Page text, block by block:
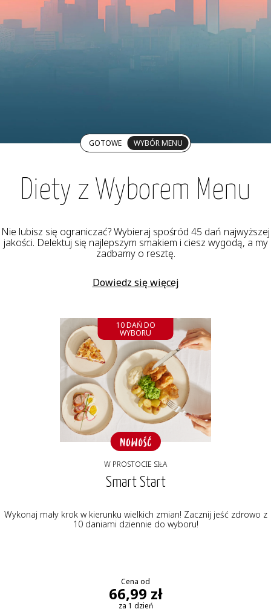
GOTOWE WYBÓR MENU
Diety z Wyborem Menu
Nie lubisz się ograniczać? Wybieraj spośród 45 dań najwyższej
jakości. Delektuj się najlepszym smakiem i ciesz wygodą, a my
zadbamy o resztę.
Dowiedz się więcej
10 DAŃ DO
WYBORU
W PROSTOCIE SIŁA
Smart Start
Wykonaj mały krok w kierunku wielkich zmian! Zacznij jeść zdrowo z
10 daniami dziennie do wyboru!
Cena od
66,99 zł
za 1 dzień